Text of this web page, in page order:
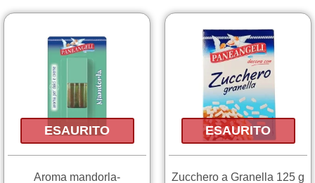
ESAURITO
Aroma mandorla-
ESAURITO
Zucchero a Granella 125 g